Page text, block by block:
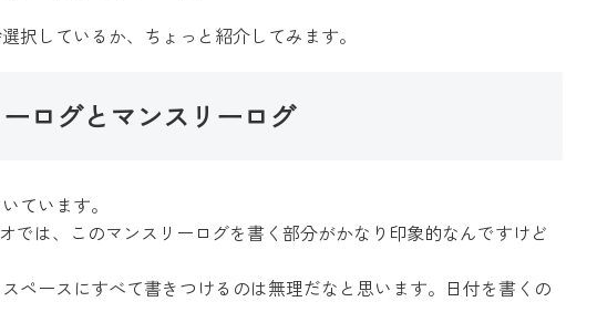
択しているか、ちょっと紹介してみます。
ログとマンスリーログ
ています。
では、このマンスリーログを書く部分がかなり印象的なんですけど
ペースにすべて書きつけるのは無理だなと思います。日付を書くの